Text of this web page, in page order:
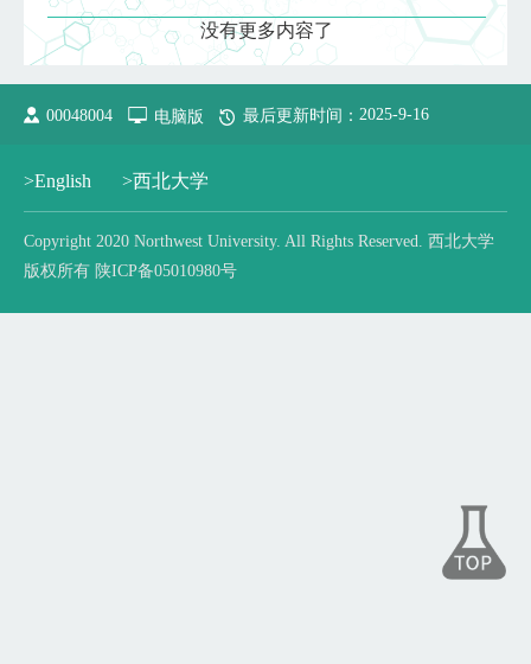
没有更多内容了
00048004 电脑版 最后更新时间： 2025-9-16
>English >西北大学
Copyright 2020 Northwest University. All Rights Reserved. 西北大学
版权所有 陕ICP备05010980号